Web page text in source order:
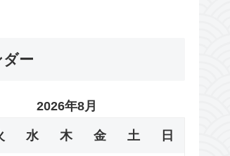
ー
2026年8月
水 木 金 土 日